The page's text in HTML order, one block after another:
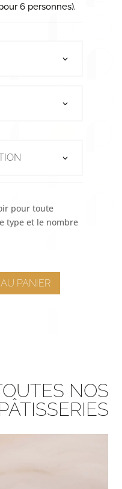
6 personnes).
pour toute
type et le nombre
PANIER
NOS
PÂTISSERIES